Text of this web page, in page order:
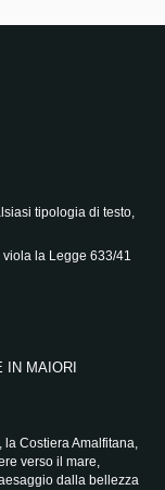
tipologia di testo,
la Legge 633/41
IN MAIORI
la Costiera Amalfitana,
verso il mare,
dalla bellezza